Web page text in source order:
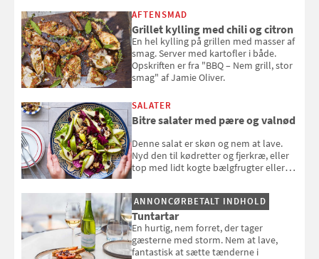
AFTENSMAD
Grillet kylling med chili og citron
En hel kylling på grillen med masser af
smag. Server med kartofler i både.
Opskriften er fra "BBQ – Nem grill, stor
smag" af Jamie Oliver.
SALATER
Bitre salater med pære og valnød
Denne salat er skøn og nem at lave.
Nyd den til kødretter og fjerkræ, eller
top med lidt kogte bælgfrugter eller
selvstændigt måltid. Opskriften er fra
Louisa Lorangs kogebog "Salat".
ANNONCØRBETALT INDHOLD
Tuntartar
En hurtig, nem forret, der tager
gæsterne med storm. Nem at lave,
fantastisk at sætte tænderne i